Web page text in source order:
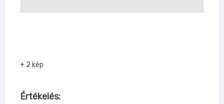
+ 2 kép
Értékelés: